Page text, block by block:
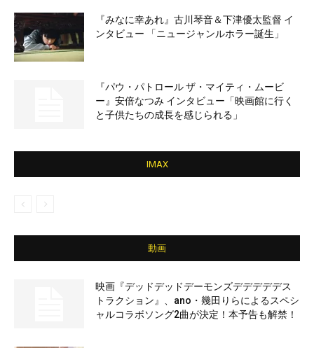
『みなに幸あれ』古川琴音＆下津優太監督 イ
ンタビュー 「ニュージャンルホラー誕生」
『パウ・パトロール ザ・マイティ・ムービ
ー』安倍なつみ インタビュー「映画館に行く
と子供たちの成長を感じられる」
IMAX
動画
映画『デッドデッドデーモンズデデデデデス
トラクション』、ano・幾田りらによるスペシ
ャルコラボソング2曲が決定！本予告も解禁！